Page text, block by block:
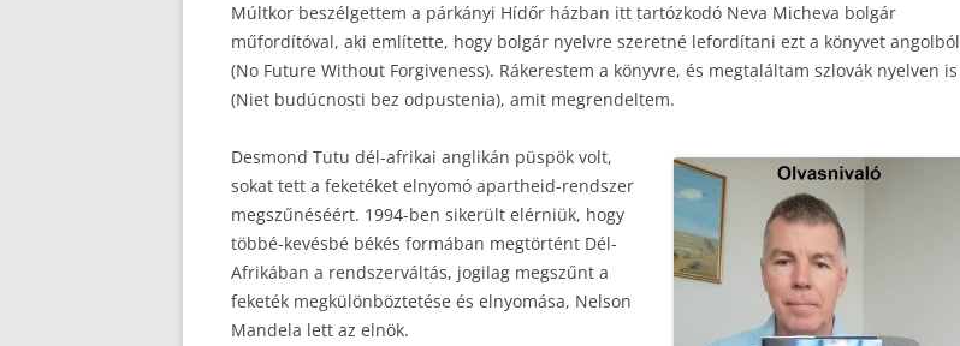
Múltkor beszélgettem a párkányi Hídőr házban itt tartózkodó Neva Micheva bolgár
műfordítóval, aki említette, hogy bolgár nyelvre szeretné lefordítani ezt a könyvet angolból
(No Future Without Forgiveness). Rákerestem a könyvre, és megtaláltam szlovák nyelven is
(Niet budúcnosti bez odpustenia), amit megrendeltem.
Desmond Tutu dél-afrikai anglikán püspök volt,
sokat tett a feketéket elnyomó apartheid-rendszer
megszűnéséért. 1994-ben sikerült elérniük, hogy
többé-kevésbé békés formában megtörtént Dél-
Afrikában a rendszerváltás, jogilag megszűnt a
feketék megkülönböztetése és elnyomása, Nelson
Mandela lett az elnök.